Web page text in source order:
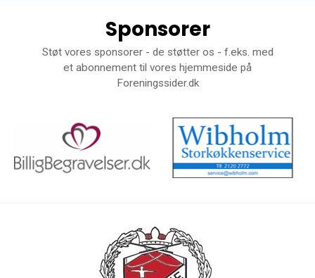
Sponsorer
Støt vores sponsorer - de støtter os - f.eks. med
et abonnement til vores hjemmeside på
Foreningssider.dk